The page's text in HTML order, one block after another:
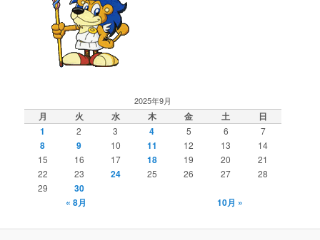
2025年9月
月 火 水 木 金 土
日
1
2 3 4 5 6 7
8 9 10 11 12 13
14
15
16 17 18 19 20
21
22
23 24 25 26 27
28
29
30
« 8月
10月 »